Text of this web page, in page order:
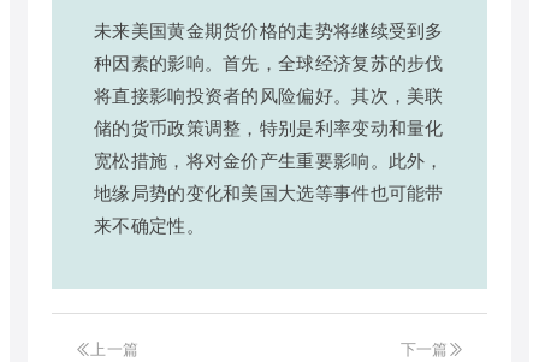
未来美国黄金期货价格的走势将继续受到多
种因素的影响。首先，全球经济复苏的步伐
将直接影响投资者的风险偏好。其次，美联
储的货币政策调整，特别是利率变动和量化
宽松措施，将对金价产生重要影响。此外，
地缘局势的变化和美国大选等事件也可能带
来不确定性。
上一篇 下一篇